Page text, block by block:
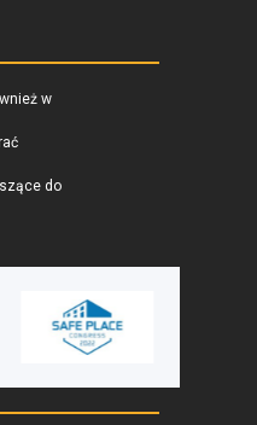
w
do